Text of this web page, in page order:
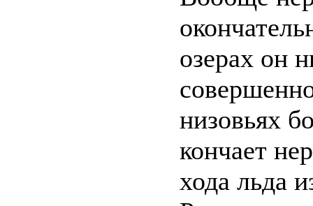
озерах он
низовьях
кончает
хода льда